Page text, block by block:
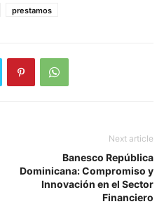
prestamos
Next article
Banesco República
Dominicana: Compromiso y
Innovación en el Sector
Financiero